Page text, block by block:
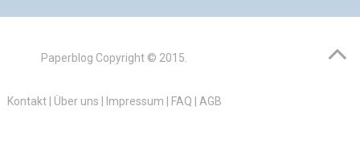
Paperblog Copyright © 2015.
Kontakt| Über uns Impressum FAQ AGB